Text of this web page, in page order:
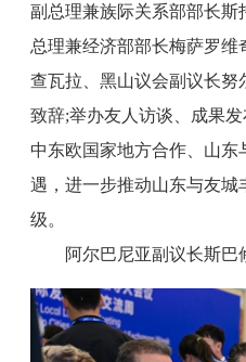
副总理兼族际关系部部长斯
总理兼经济部部长梅萨罗
查瓦拉、黑山议会副议长
致辞;举办友人访谈、成果
中东欧国家地方合作、山
遇，进一步推动山东与友
级。
阿尔巴尼亚副议长斯巴